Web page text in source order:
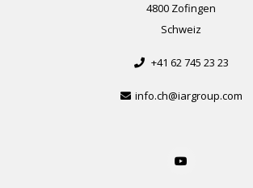
4800 Zofingen
Schweiz
+41 62 745 23 23
info.ch@iargroup.com